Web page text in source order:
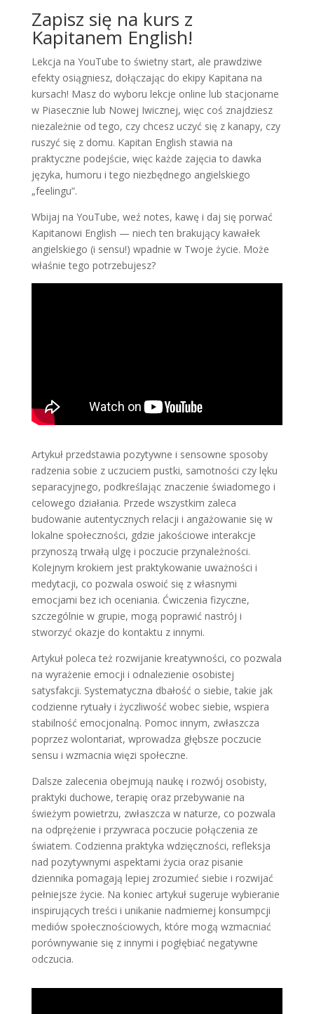
Zapisz się na kurs z
Kapitanem English!
Lekcja na YouTube to świetny start, ale prawdziwe
efekty osiągniesz, dołączając do ekipy Kapitana na
kursach! Masz do wyboru lekcje online lub stacjonarne
w Piasecznie lub Nowej Iwicznej, więc coś znajdziesz
niezależnie od tego, czy chcesz uczyć się z kanapy, czy
ruszyć się z domu. Kapitan English stawia na
praktyczne podejście, więc każde zajęcia to dawka
języka, humoru i tego niezbędnego angielskiego
„feelingu”.
Wbijaj na YouTube, weź notes, kawę i daj się porwać
Kapitanowi English — niech ten brakujący kawałek
angielskiego (i sensu!) wpadnie w Twoje życie. Może
właśnie tego potrzebujesz?
Artykuł przedstawia pozytywne i sensowne sposoby
radzenia sobie z uczuciem pustki, samotności czy lęku
separacyjnego, podkreślając znaczenie świadomego i
celowego działania. Przede wszystkim zaleca
budowanie autentycznych relacji i angażowanie się w
lokalne społeczności, gdzie jakościowe interakcje
przynoszą trwałą ulgę i poczucie przynależności.
Kolejnym krokiem jest praktykowanie uważności i
medytacji, co pozwala oswoić się z własnymi
emocjami bez ich oceniania. Ćwiczenia fizyczne,
szczególnie w grupie, mogą poprawić nastrój i
stworzyć okazje do kontaktu z innymi.
Artykuł poleca też rozwijanie kreatywności, co pozwala
na wyrażenie emocji i odnalezienie osobistej
satysfakcji. Systematyczna dbałość o siebie, takie jak
codzienne rytuały i życzliwość wobec siebie, wspiera
stabilność emocjonalną. Pomoc innym, zwłaszcza
poprzez wolontariat, wprowadza głębsze poczucie
sensu i wzmacnia więzi społeczne.
Dalsze zalecenia obejmują naukę i rozwój osobisty,
praktyki duchowe, terapię oraz przebywanie na
świeżym powietrzu, zwłaszcza w naturze, co pozwala
na odprężenie i przywraca poczucie połączenia ze
światem. Codzienna praktyka wdzięczności, refleksja
nad pozytywnymi aspektami życia oraz pisanie
dziennika pomagają lepiej zrozumieć siebie i rozwijać
pełniejsze życie. Na koniec artykuł sugeruje wybieranie
inspirujących treści i unikanie nadmiernej konsumpcji
mediów społecznościowych, które mogą wzmacniać
porównywanie się z innymi i pogłębiać negatywne
odczucia.